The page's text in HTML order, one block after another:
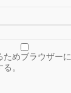
ためブラウザー
。